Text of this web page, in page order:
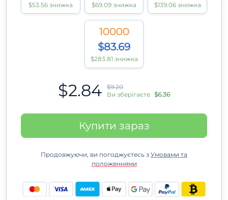
$53.56 знижка $69.09 знижка $139.06 знижка
10000
$83.69
$283.81 знижка
$2.84
$9.20
Ви зберігаєте $6.36
Купити зараз
Продовжуючи, ви погоджуєтесь з Умовами та
положеннями